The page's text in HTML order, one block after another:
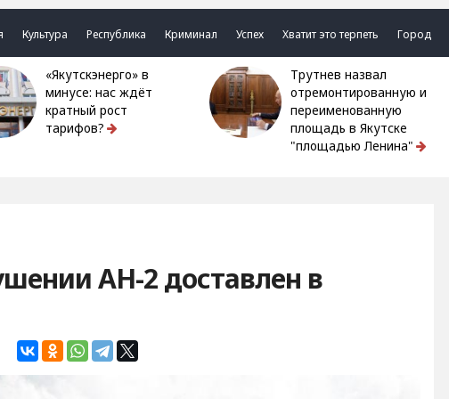
Культура Республика Криминал Успех Хватит это терпеть Город
«Якутскэнерго» в
минусе: нас ждёт
кратный рост
тарифов?
Трутнев назвал
отремонтированную и
переименованную
площадь в Якутске
"площадью Ленина"
АН-2 доставлен в